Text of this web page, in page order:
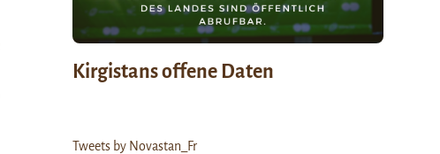
Kirgistans offene Daten
Tweets by Novastan_Fr